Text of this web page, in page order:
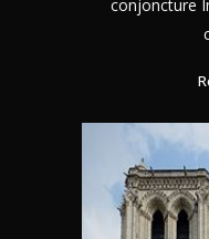
conjoncture